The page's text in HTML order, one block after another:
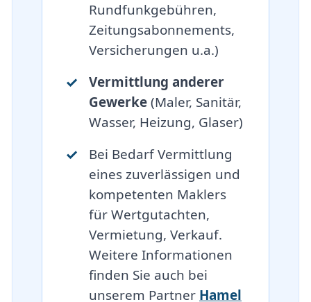
Rundfunkgebühren,
Zeitungsabonnements,
Versicherungen u.a.)
Vermittlung anderer
Gewerke(Maler, Sanitär,
Wasser, Heizung, Glaser)
Bei Bedarf Vermittlung
eines zuverlässigen und
kompetenten Maklers
für Wertgutachten,
Vermietung, Verkauf.
Weitere Informationen
finden Sie auch bei
unserem Partner Hamel